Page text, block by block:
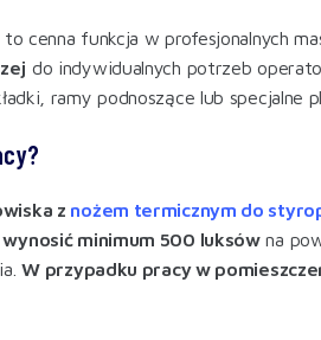
to cenna funkcja w profesjonalnych
do indywidualnych potrzeb
ramy podnoszące lub specjalne
z nożem termicznym do
minimum 500 luksówna
W przypadku pracy w